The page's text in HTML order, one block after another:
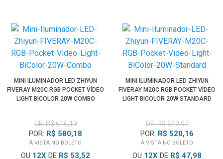
MINI ILUMINADOR LED ZHIYUN
FIVERAY M20C RGB POCKET VÍDEO
LIGHT BICOLOR 20W COMBO
DE: R$ 616,19
POR: R$ 580,18
À VISTA NO BOLETO
OU 12X DE R$ 53,52
MINI ILUMINADOR LED ZHIYUN
FIVERAY M20C RGB POCKET VÍDEO
LIGHT BICOLOR 20W STANDARD
DE: R$ 540,97
POR: R$ 520,16
À VISTA NO BOLETO
OU 12X DE R$ 47,98